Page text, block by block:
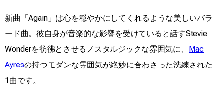
新曲「Again」は心を穏やかにしてくれるような美しいバラ
ード曲。彼自身が音楽的な影響を受けていると話すStevie
Wonderを彷彿とさせるノスタルジックな雰囲気に、 Mac
Ayresの持つモダンな雰囲気が絶妙に合わさった洗練された
1曲です。